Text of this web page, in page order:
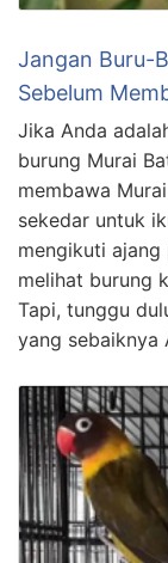
Jangan Buru-
Sebelum
Jika Anda
burung Murai
membawa
sekedar untuk
mengikuti
melihat burung
Tapi, tunggu
yang sebaiknya